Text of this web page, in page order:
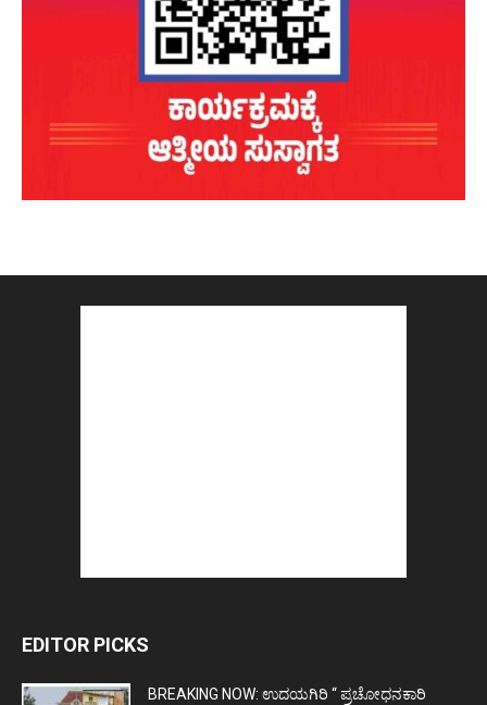
EDITOR PICKS
BREAKING NOW: ಉದಯಗಿರಿ “ ಪ್ರಚೋಧನಕಾರಿ